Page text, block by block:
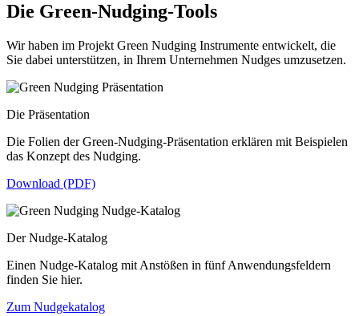
Die Green-Nudging-Tools
Wir haben im Projekt Green Nudging Instrumente entwickelt, die
Sie dabei unterstützen, in Ihrem Unternehmen Nudges umzusetzen.
Die Präsentation
Die Folien der Green-Nudging-Präsentation erklären mit Beispielen
das Konzept des Nudging.
Download (PDF)
Der Nudge-Katalog
Einen Nudge-Katalog mit Anstößen in fünf Anwendungsfeldern
finden Sie hier.
Zum Nudgekatalog